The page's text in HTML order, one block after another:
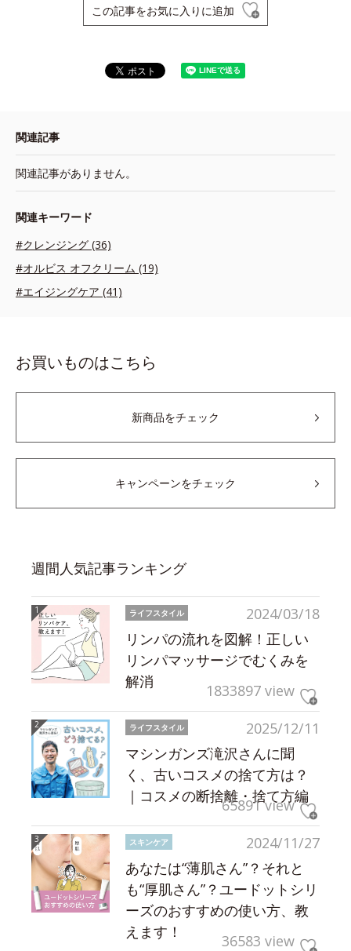
この記事をお気に入りに追加
関連記事
関連記事がありません。
関連キーワード
#クレンジング (36)
#オルビス オフクリーム (19)
#エイジングケア (41)
お買いものはこちら
新商品をチェック
キャンペーンをチェック
週間人気記事ランキング
2024/03/18
ライフスタイル
リンパの流れを図解！正しい
リンパマッサージでむくみを
解消
1833897 view
2025/12/11
ライフスタイル
マシンガンズ滝沢さんに聞
く、古いコスメの捨て方は？
｜コスメの断捨離・捨て方編
65891 view
2024/11/27
スキンケア
あなたは“薄肌さん”？それと
も“厚肌さん”？ユードットシリ
ーズのおすすめの使い方、教
えます！
36583 view